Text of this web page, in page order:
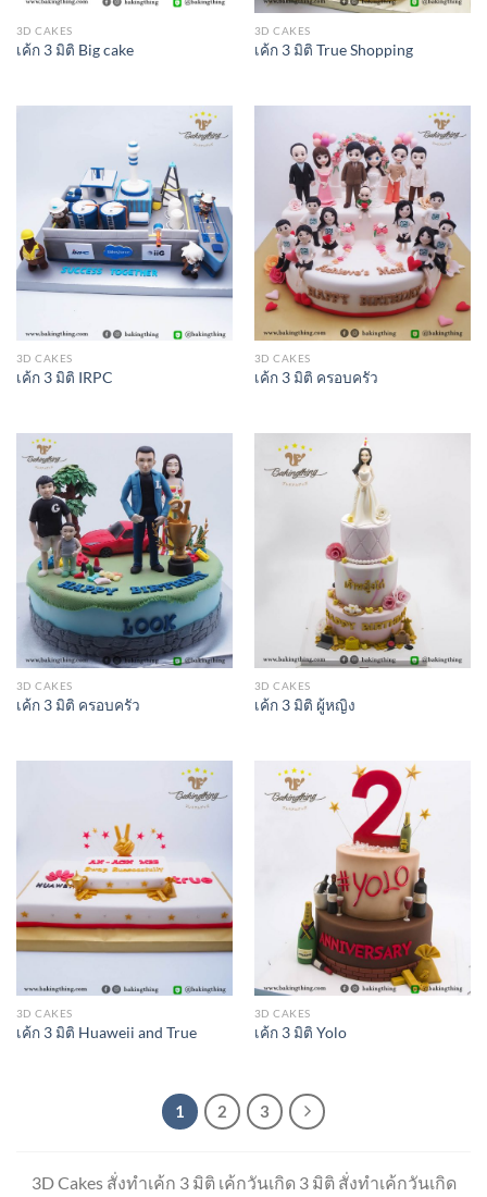
3D CAKES
เค้ก 3 มิติ Big cake
3D CAKES
เค้ก 3 มิติ True Shopping
3D CAKES
เค้ก 3 มิติ IRPC
3D CAKES
เค้ก 3 มิติ ครอบครัว
3D CAKES
เค้ก 3 มิติ ครอบครัว
3D CAKES
เค้ก 3 มิติ ผู้หญิง
3D CAKES
เค้ก 3 มิติ Huaweii and True
3D CAKES
เค้ก 3 มิติ Yolo
1 2 3
3D Cakes สั่งทำเค้ก 3 มิติ เค้กวันเกิด 3 มิติ สั่งทำเค้กวันเกิด